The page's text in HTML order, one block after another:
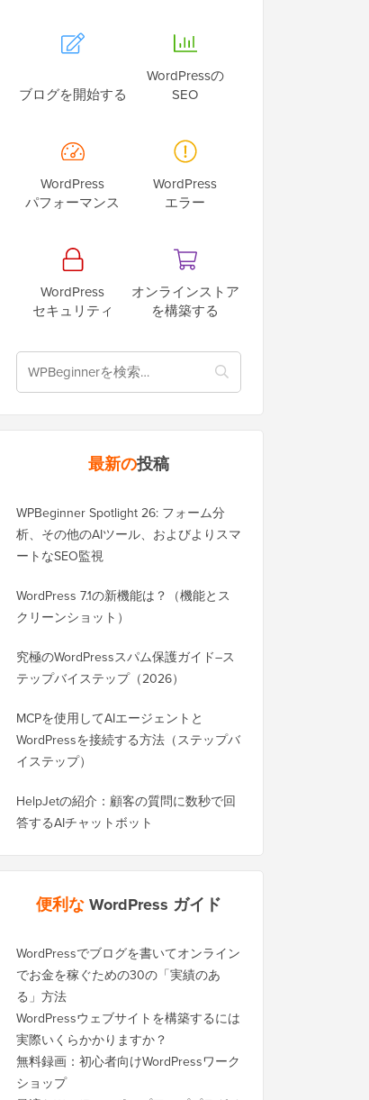
ブログを開始する
WordPressの
SEO
WordPress
パフォーマンス
WordPress
エラー
WordPress
セキュリティ
オンラインストア
を構築する
最新の投稿
WPBeginner Spotlight 26: フォーム分
析、その他のAIツール、およびよりスマ
ートなSEO監視
WordPress 7.1の新機能は？（機能とス
クリーンショット）
究極のWordPressスパム保護ガイド–ス
テップバイステップ（2026）
MCPを使用してAIエージェントと
WordPressを接続する方法（ステップバ
イステップ）
HelpJetの紹介：顧客の質問に数秒で回
答するAIチャットボット
便利なWordPress ガイド
WordPressでブログを書いてオンライン
でお金を稼ぐための30の「実績のあ
る」方法
WordPressウェブサイトを構築するには
実際いくらかかりますか？
無料録画：初心者向けWordPressワーク
ショップ